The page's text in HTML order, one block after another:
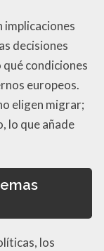
decisiones
condiciones
europeos.
eligen migrar;
lo que añade
los